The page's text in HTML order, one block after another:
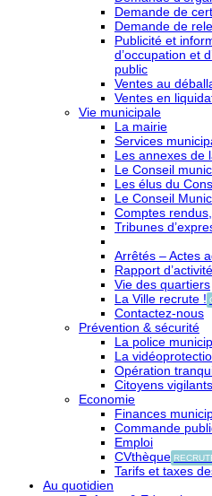
Demande de
Demande de
Publicité et
d’occupation et
public
Ventes au
Ventes en
Vie municipale
La mairie
Services
Les annexes de
Le Conseil
Les élus du
Le Conseil
Comptes
Tribunes
Arrêtés – Actes
Rapport
Vie des quartiers
La Ville recrute !
Contactez-nous
Prévention & sécurité
La police
La
Opération
Citoyens vigilants
Economie
Finances
Commande
Emploi
CVthèque
Tarifs et taxes
Au quotidien